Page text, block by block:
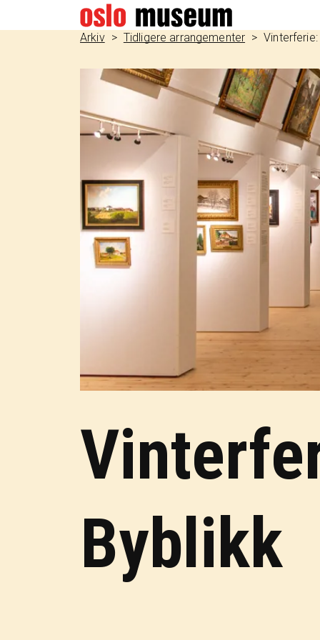
Arkiv
Tidligere arrangementer
Byblikk